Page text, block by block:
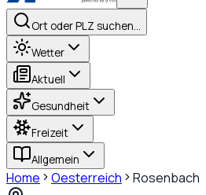
Ort oder PLZ suchen…
Wetter
Aktuell
Gesundheit
Freizeit
Allgemein
Home Oesterreich Rosenbach